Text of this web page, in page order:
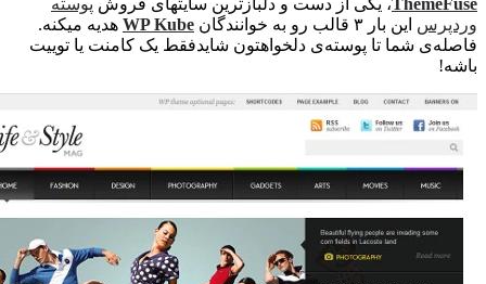
این بار ۳ قالب رو به خوانندگان WP Kubeهدیه میکنه.
شما تا پوسته‌ی دلخواهتون شایدفقط یک کامنت یا توییت